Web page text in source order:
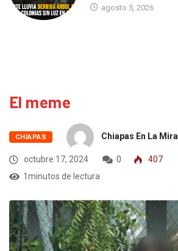
agosto 5, 2026
El meme
CHIAPAS Chiapas En La Mira
octubre 17, 2024 0
407
1minutos de lectura